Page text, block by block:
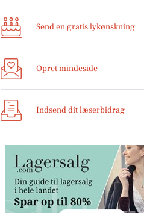
Send en gratis lykønskning
Opret mindeside
Indsend dit læserbidrag